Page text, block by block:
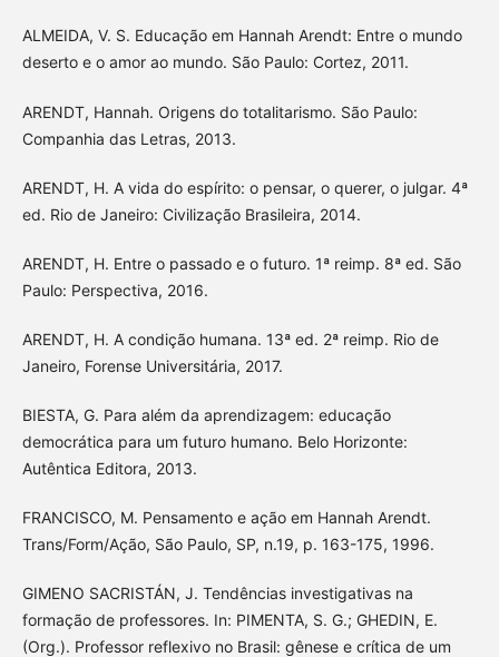
ALMEIDA, V. S. Educação em Hannah Arendt: Entre o mundo
deserto e o amor ao mundo. São Paulo: Cortez, 2011.
ARENDT, Hannah. Origens do totalitarismo. São Paulo:
Companhia das Letras, 2013.
ARENDT, H. A vida do espírito: o pensar, o querer, o julgar. 4ª
ed. Rio de Janeiro: Civilização Brasileira, 2014.
ARENDT, H. Entre o passado e o futuro. 1ª reimp. 8ª ed. São
Paulo: Perspectiva, 2016.
ARENDT, H. A condição humana. 13ª ed. 2ª reimp. Rio de
Janeiro, Forense Universitária, 2017.
BIESTA, G. Para além da aprendizagem: educação
democrática para um futuro humano. Belo Horizonte:
Autêntica Editora, 2013.
FRANCISCO, M. Pensamento e ação em Hannah Arendt.
Trans/Form/Ação, São Paulo, SP, n.19, p. 163-175, 1996.
GIMENO SACRISTÁN, J. Tendências investigativas na
formação de professores. In: PIMENTA, S. G.; GHEDIN, E.
(Org.). Professor reflexivo no Brasil: gênese e crítica de um